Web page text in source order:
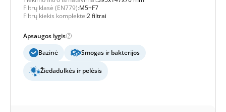
Filtrų klasė (EN779):M5+F7
Filtrų kiekis komplekte:2 filtrai
Apsaugos lygis
Bazinė
Smogas ir bakterijos
Žiedadulkės ir pelėsis